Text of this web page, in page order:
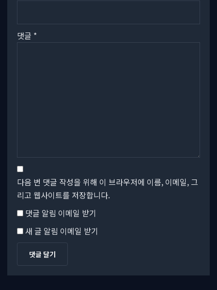
댓글 *
다음 번 댓글 작성을 위해 이 브라우저에 이름, 이메일, 그
리고 웹사이트를 저장합니다.
댓글 알림 이메일 받기
새 글 알림 이메일 받기